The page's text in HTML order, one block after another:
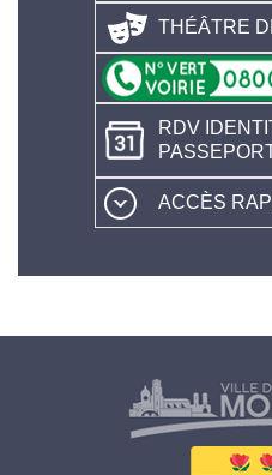
THÉÂTRE
RDV
ACCÈS